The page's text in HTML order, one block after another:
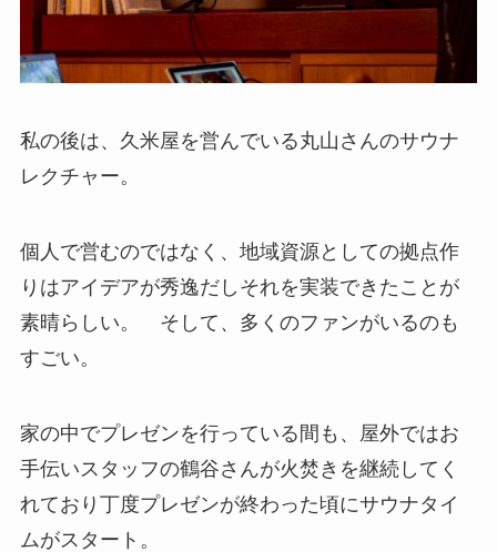
私の後は、久米屋を営んでいる丸山さんのサウナ
レクチャー。
個人で営むのではなく、地域資源としての拠点作
りはアイデアが秀逸だしそれを実装できたことが
素晴らしい。 そして、多くのファンがいるのも
すごい。
家の中でプレゼンを行っている間も、屋外ではお
手伝いスタッフの鶴谷さんが火焚きを継続してく
れており丁度プレゼンが終わった頃にサウナタイ
ムがスタート。